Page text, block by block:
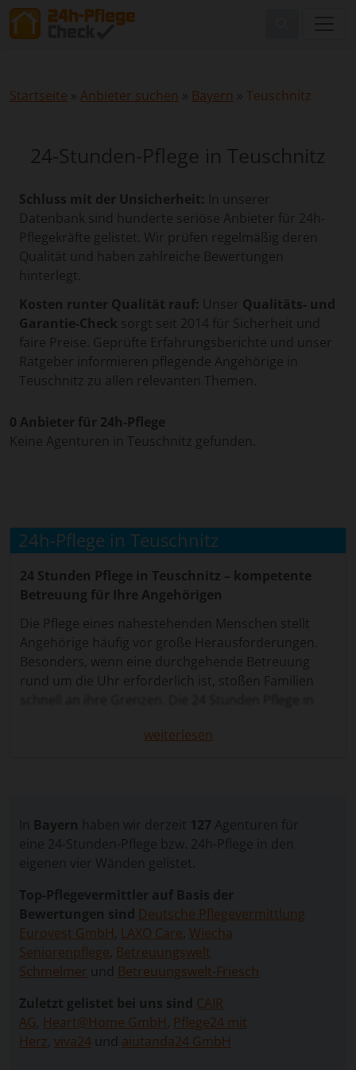
Startseite » Anbieter suchen » Bayern » Teuschnitz
24-Stunden-Pflege in Teuschnitz
Schluss mit der Unsicherheit: In unserer
Datenbank sind hunderte seriöse Anbieter für 24h-
Pflegekräfte gelistet. Wir prüfen regelmäßig deren
Qualität und haben zahlreiche Bewertungen
hinterlegt.
Kosten runter Qualität rauf: Unser Qualitäts- und
Garantie-Check sorgt seit 2014 für Sicherheit und
faire Preise. Geprüfte Erfahrungsberichte und unser
Ratgeber informieren pflegende Angehörige in
Teuschnitz zu allen relevanten Themen.
0 Anbieter für 24h-Pflege
Keine Agenturen in Teuschnitz gefunden.
24h-Pflege in Teuschnitz
24 Stunden Pflege in Teuschnitz – kompetente
Betreuung für Ihre Angehörigen
Die Pflege eines nahestehenden Menschen stellt
Angehörige häufig vor große Herausforderungen.
Besonders, wenn eine durchgehende Betreuung
rund um die Uhr erforderlich ist, stoßen Familien
Qualifizierte Betreuungskräfte kümmern sich
dringend benötigte Entlastung erfahren.
Über unser Vergleichsportal können Sie kostenlos
Angaben werden an geprüfte
Vermittlungsagenturen weitergeleitet, die Ihnen
geeignete Betreuungskräfte vorstellen. Auf diese
Weise finden Sie unkompliziert die passende
Unterstützung für Ihre individuelle Pflegesituation –
ohne dass Ihnen Kosten entstehen.
Vorteile der 24-Stunden-Betreuung – Sicherheit,
weiterlesen
Bayern haben wir derzeit 127 Agenturen für
eine 24-Stunden-Pflege bzw. 24h-Pflege in den
eigenen vier Wänden gelistet.
Top-Pflegevermittler auf Basis der
Bewertungen sind Deutsche Pflegevermittlung
Eurovest GmbH LAXO Care Wiecha
Seniorenpflege Betreuungswelt
Schmelmer und Betreuungswelt-Friesch
Zuletzt gelistet bei uns sind CAIR
AG Heart@Home GmbH Pflege24 mit
Herz viva24 und aiutanda24 GmbH